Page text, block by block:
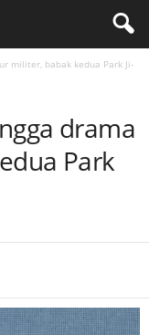
militer, babak kedua Park Ji-
drama
Park